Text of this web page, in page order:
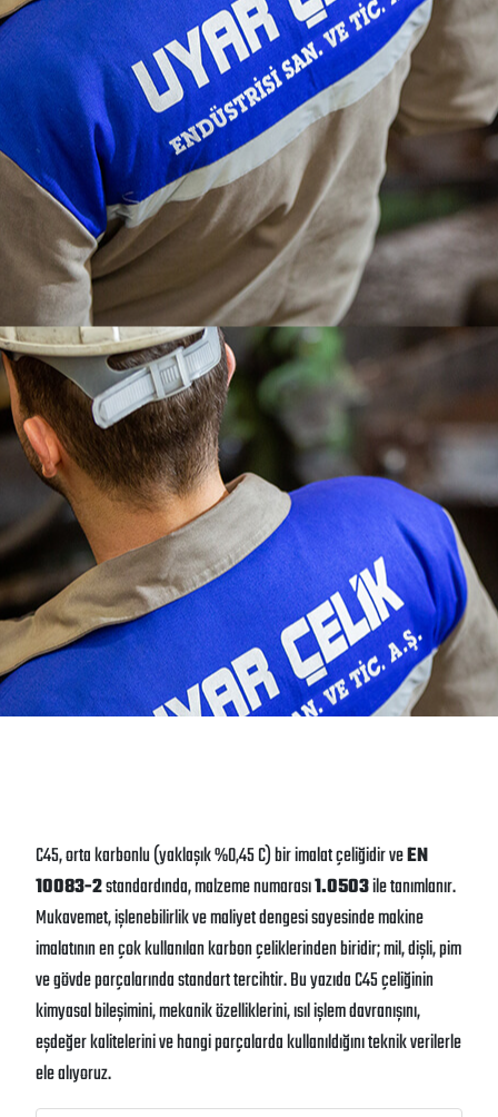
C45, orta karbonlu (yaklaşık %0,45 C) bir imalat çeliğidir veEN
10083-2standardında, malzeme numarası1.0503ile tanımlanır.
Mukavemet, işlenebilirlik ve maliyet dengesi sayesinde makine
imalatının en çok kullanılan karbon çeliklerinden biridir; mil, dişli, pim
ve gövde parçalarında standart tercihtir. Bu yazıda C45 çeliğinin
kimyasal bileşimini, mekanik özelliklerini, ısıl işlem davranışını,
eşdeğer kalitelerini ve hangi parçalarda kullanıldığını teknik verilerle
ele alıyoruz.